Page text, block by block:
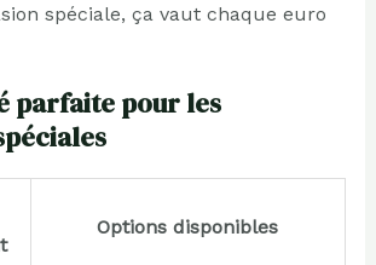
spéciale, ça vaut chaque euro
parfaite pour les
Options disponibles